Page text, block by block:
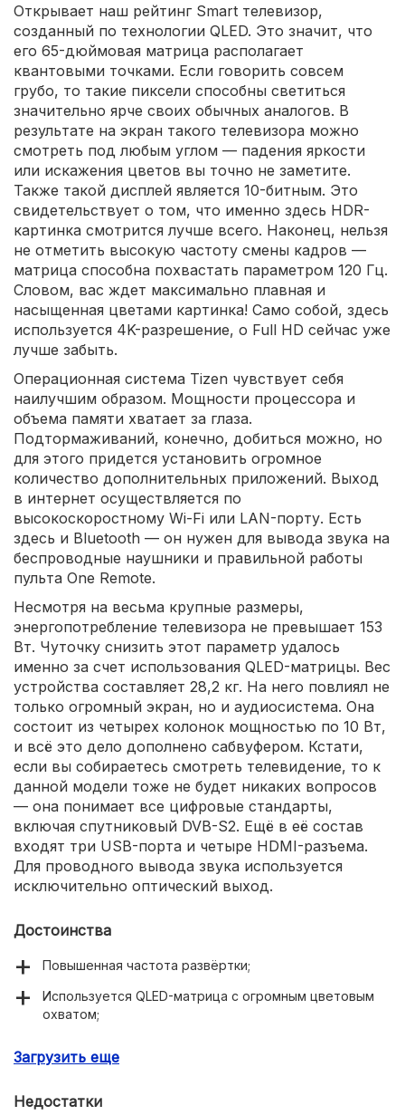
Открывает наш рейтинг Smart телевизор,
созданный по технологии QLED. Это значит, что
его 65-дюймовая матрица располагает
квантовыми точками. Если говорить совсем
грубо, то такие пиксели способны светиться
значительно ярче своих обычных аналогов. В
результате на экран такого телевизора можно
смотреть под любым углом — падения яркости
или искажения цветов вы точно не заметите.
Также такой дисплей является 10-битным. Это
свидетельствует о том, что именно здесь HDR-
картинка смотрится лучше всего. Наконец, нельзя
не отметить высокую частоту смены кадров —
матрица способна похвастать параметром 120 Гц.
Словом, вас ждет максимально плавная и
насыщенная цветами картинка! Само собой, здесь
используется 4K-разрешение, о Full HD сейчас уже
лучше забыть.
Операционная система Tizen чувствует себя
наилучшим образом. Мощности процессора и
объема памяти хватает за глаза.
Подтормаживаний, конечно, добиться можно, но
для этого придется установить огромное
количество дополнительных приложений. Выход
в интернет осуществляется по
высокоскоростному Wi-Fi или LAN-порту. Есть
здесь и Bluetooth — он нужен для вывода звука на
беспроводные наушники и правильной работы
пульта One Remote.
Несмотря на весьма крупные размеры,
энергопотребление телевизора не превышает 153
Вт. Чуточку снизить этот параметр удалось
именно за счет использования QLED-матрицы. Вес
устройства составляет 28,2 кг. На него повлиял не
только огромный экран, но и аудиосистема. Она
состоит из четырех колонок мощностью по 10 Вт,
и всё это дело дополнено сабвуфером. Кстати,
если вы собираетесь смотреть телевидение, то к
данной модели тоже не будет никаких вопросов
— она понимает все цифровые стандарты,
включая спутниковый DVB-S2. Ещё в её состав
входят три USB-порта и четыре HDMI-разъема.
Для проводного вывода звука используется
исключительно оптический выход.
Достоинства
Повышенная частота развёртки;
Используется QLED-матрица с огромным цветовым
охватом;
Отличная аудиосистема;
Загрузить еще
Недостатки